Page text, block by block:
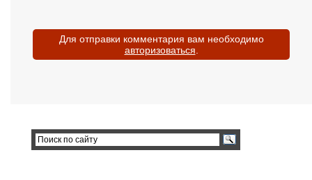
Для отправки комментария вам необходимо
авторизоваться